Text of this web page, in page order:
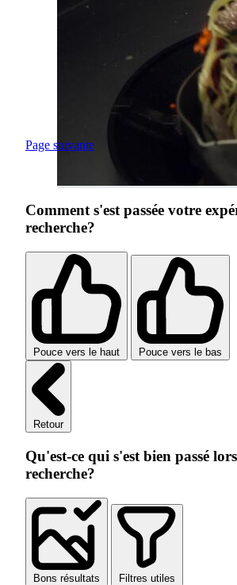
Page suivante
Comment s'est passée votre
recherche?
Pouce vers le haut Pouce vers le bas
Retour
Qu'est-ce qui s'est bien passé
recherche?
Bons résultats Filtres utiles